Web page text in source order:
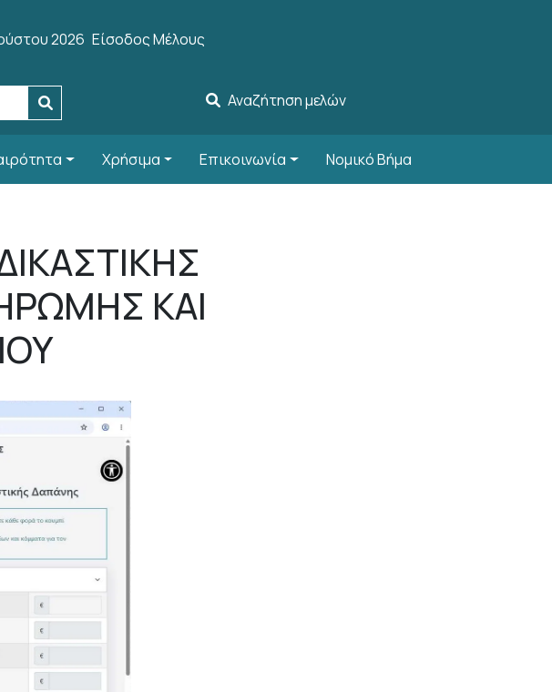
2026User account menu
Είσοδος Μέλους
Αναζήτηση μελών
Χρήσιμα Επικοινωνία Νομικό Βήμα
ΚΑΙ